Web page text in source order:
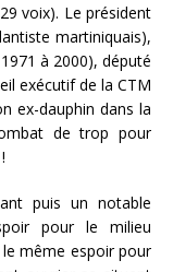
voix). Le président
martiniquais),
à 2000), député
exécutif de la CTM
ex-dauphin dans la
de trop pour
puis un notable
pour le milieu
le même espoir pour